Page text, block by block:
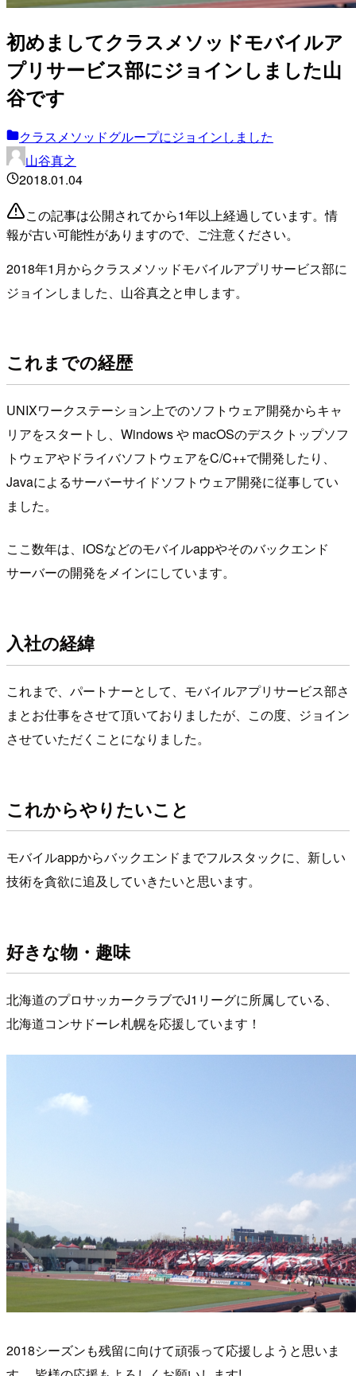
初めましてクラスメソッドモバイルア
プリサービス部にジョインしました山
谷です
クラスメソッドグループにジョインしました
山谷真之
2018.01.04
この記事は公開されてから1年以上経過しています。情
報が古い可能性がありますので、ご注意ください。
2018年1月からクラスメソッドモバイルアプリサービス部に
ジョインしました、山谷真之と申します。
これまでの経歴
UNIXワークステーション上でのソフトウェア開発からキャ
リアをスタートし、Windows や macOSのデスクトップソフ
トウェアやドライバソフトウェアをC/C++で開発したり、
Javaによるサーバーサイドソフトウェア開発に従事してい
ました。
ここ数年は、iOSなどのモバイルappやそのバックエンド
サーバーの開発をメインにしています。
入社の経緯
これまで、パートナーとして、モバイルアプリサービス部さ
まとお仕事をさせて頂いておりましたが、この度、ジョイン
させていただくことになりました。
これからやりたいこと
モバイルappからバックエンドまでフルスタックに、新しい
技術を貪欲に追及していきたいと思います。
好きな物・趣味
北海道のプロサッカークラブでJ1リーグに所属している、
北海道コンサドーレ札幌を応援しています！
2018シーズンも残留に向けて頑張って応援しようと思いま